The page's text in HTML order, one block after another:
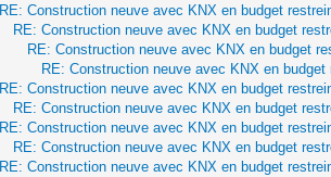
RE: Construction neuve avec KNX en budget
RE: Construction neuve avec KNX en budget
RE: Construction neuve avec KNX en budget
RE: Construction neuve avec KNX en budget
RE: Construction neuve avec KNX en budget
RE: Construction neuve avec KNX en budget
RE: Construction neuve avec KNX en budget
RE: Construction neuve avec KNX en budget
RE: Construction neuve avec KNX en budget